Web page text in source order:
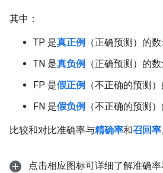
其中：
TP 是真正例
（正确预测）的数
TN 是真负例
（正确预测）的数
FP 是假正例
（不正确的预测）
FN 是假负例 （不正确的预测）
比较和对比准确率与精确率和召回率
点击相应图标可详细了解准确